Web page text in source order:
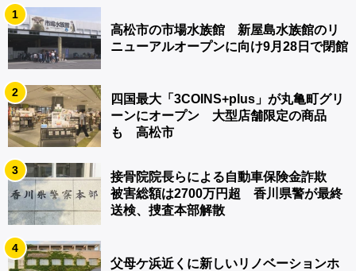
1
高松市の市場水族館 新屋島水族館のリ
ニューアルオープンに向け9月28日で閉館
2
四国最大「3COINS+plus」が丸亀町グリ
ーンにオープン 大型店舗限定の商品
も 高松市
3
接骨院院長らによる自動車保険金詐欺
被害総額は2700万円超 香川県警が最終
送検、捜査本部解散
4
父母ケ浜近くに新しいリノベーションホ